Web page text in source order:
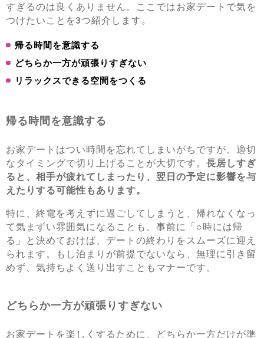
すぎるのは良くありません。ここではお家デートで気を
つけたいことを3つ紹介します。
帰る時間を意識する
どちらか一方が頑張りすぎない
リラックスできる空間をつくる
帰る時間を意識する
お家デートはつい時間を忘れてしまいがちですが、適切
なタイミングで切り上げることが大切です。 長居しすぎ
ると、相手が疲れてしまったり、翌日の予定に影響を与
えたりする可能性もあります。
特に、終電を考えずに過ごしてしまうと、帰れなくなっ
て気まずい雰囲気になることも。事前に「○時には帰
る」と決めておけば、デートの終わりをスムーズに迎え
られます。もし泊まりが前提でないなら、無理に引き留
めず、気持ちよく送り出すこともマナーです。
どちらか一方が頑張りすぎない
お家デートを楽しくするために、どちらか一方だけが準